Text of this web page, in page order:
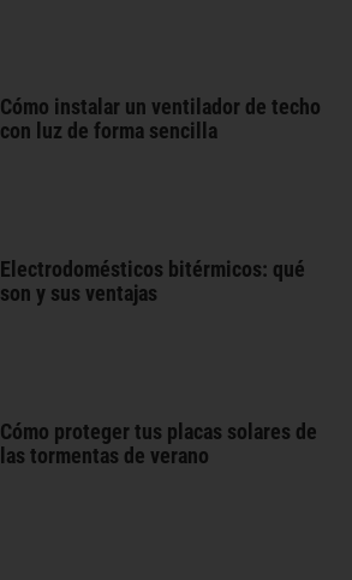
Cómo instalar un ventilador de techo
con luz de forma sencilla
Electrodomésticos bitérmicos: qué
son y sus ventajas
Cómo proteger tus placas solares de
las tormentas de verano